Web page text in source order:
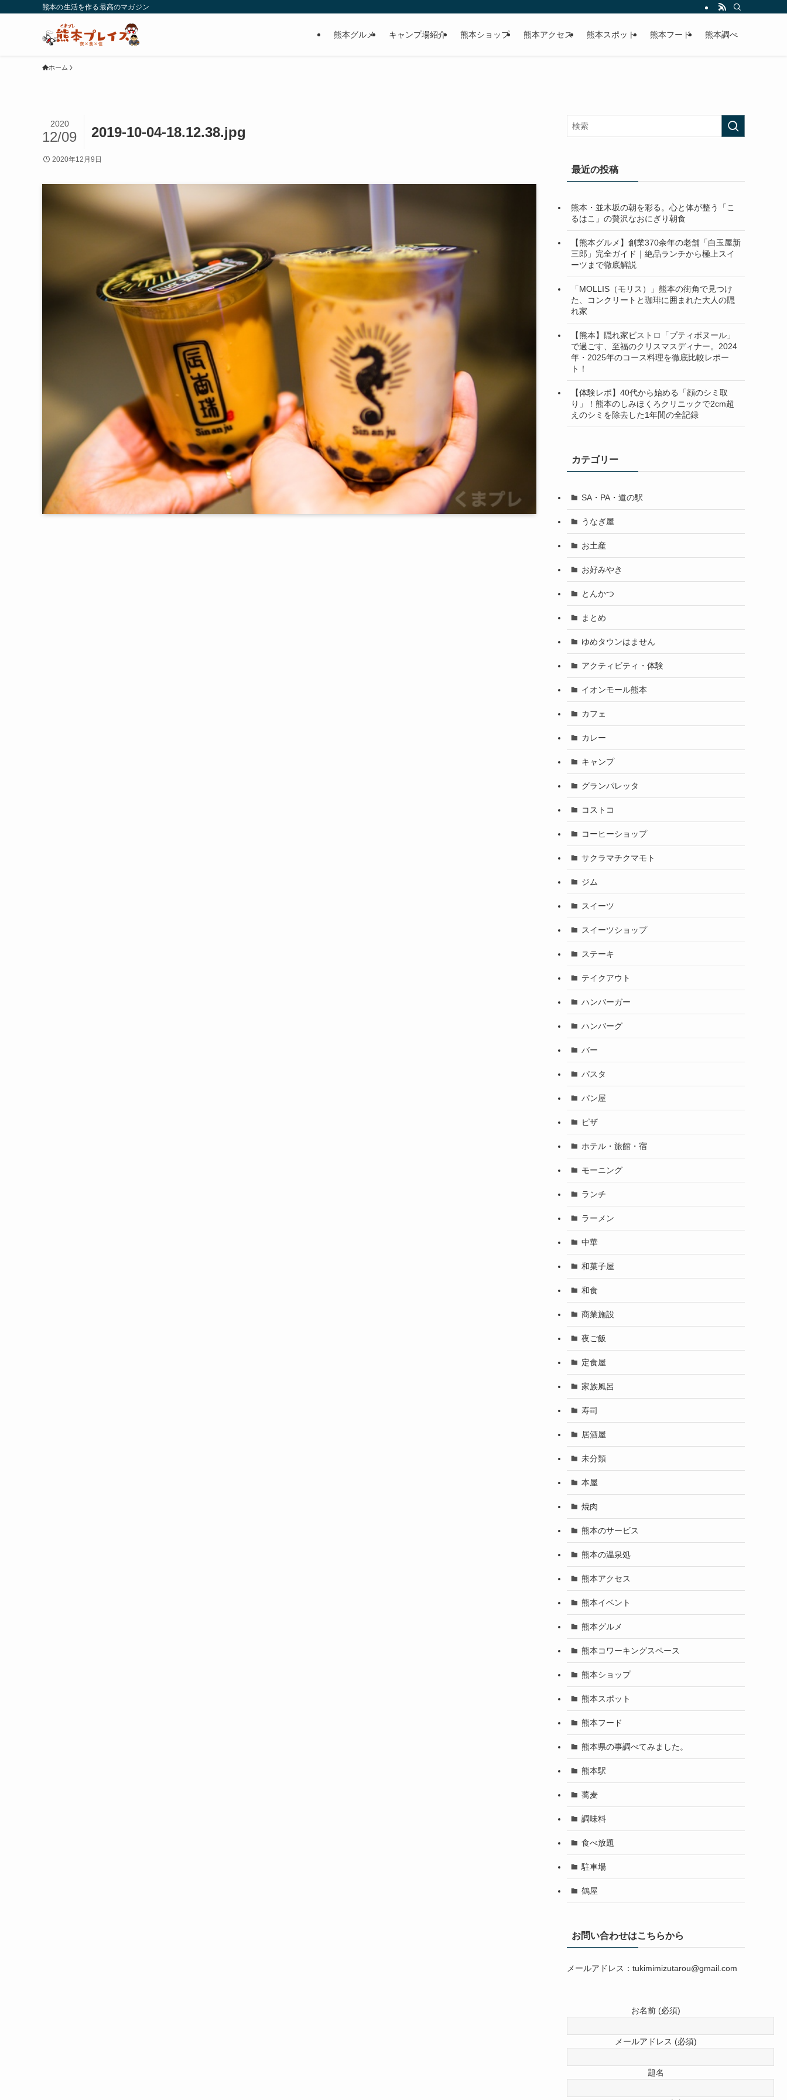
熊本の生活を作る最高のマガジン
熊本グルメ キャンプ場紹介 熊本ショップ 熊本アクセス 熊本スポット 熊本フード 熊本調べ
ホーム
2019-10-04-18.12.38.jpg
2020
12/09
2020年12月9日
最近の投稿
熊本・並木坂の朝を彩る。心と体が整う「こ
るはこ」の贅沢なおにぎり朝食
【熊本グルメ】創業370余年の老舗「白玉屋新
三郎」完全ガイド｜絶品ランチから極上スイ
ーツまで徹底解説
「MOLLIS（モリス）」熊本の街角で見つけ
た、コンクリートと珈琲に囲まれた大人の隠
れ家
【熊本】隠れ家ビストロ「プティボヌール」
で過ごす、至福のクリスマスディナー。2024
年・2025年のコース料理を徹底比較レポー
ト！
【体験レポ】40代から始める「顔のシミ取
り」！熊本のしみほくろクリニックで2cm超
えのシミを除去した1年間の全記録
カテゴリー
SA・PA・道の駅
うなぎ屋
お土産
お好みやき
とんかつ
まとめ
ゆめタウンはません
アクティビティ・体験
イオンモール熊本
カフェ
カレー
キャンプ
グランパレッタ
コストコ
コーヒーショップ
サクラマチクマモト
ジム
スイーツ
スイーツショップ
ステーキ
テイクアウト
ハンバーガー
ハンバーグ
バー
パスタ
パン屋
ピザ
ホテル・旅館・宿
モーニング
ランチ
ラーメン
中華
和菓子屋
和食
商業施設
夜ご飯
定食屋
家族風呂
寿司
居酒屋
未分類
本屋
焼肉
熊本のサービス
熊本の温泉処
熊本アクセス
熊本イベント
熊本グルメ
熊本コワーキングスペース
熊本ショップ
熊本スポット
熊本フード
熊本県の事調べてみました。
熊本駅
蕎麦
調味料
食べ放題
駐車場
鶴屋
お問い合わせはこちらから
メールアドレス：tukimimizutarou@gmail.com
お名前 (必須)
メールアドレス (必須)
題名